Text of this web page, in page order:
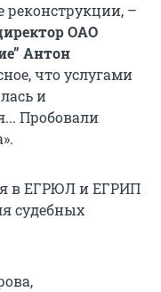
реконструкции, –
ОАО
Антон
что услугами
и
Пробовали
в ЕГРЮЛ и ЕГРИП
судебных